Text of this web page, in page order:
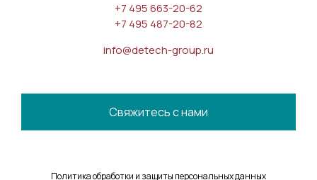
+7 495 663-20-62
+7 495 487-20-82
info@detech-group.ru
Свяжитесь с нами
Политика обработки и защиты персональных данных